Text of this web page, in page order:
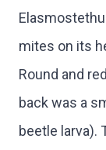
mites on its
Round and
back was a
beetle larva).